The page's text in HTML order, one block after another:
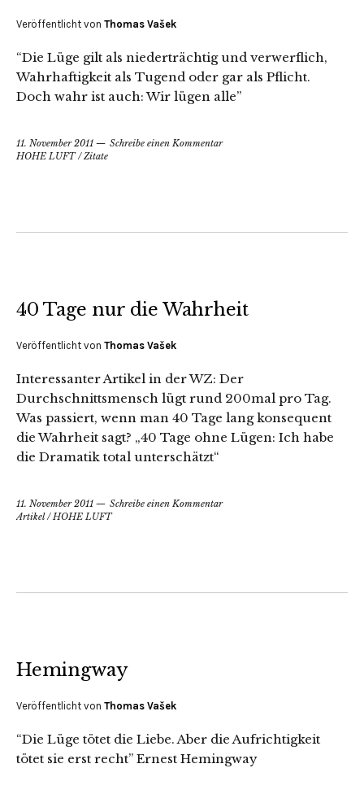
Veröffentlicht von Thomas Vašek
“Die Lüge gilt als niederträchtig und verwerflich,
Wahrhaftigkeit als Tugend oder gar als Pflicht.
Doch wahr ist auch: Wir lügen alle”
11. November 2011
Schreibe einen Kommentar
HOHE LUFT/Zitate
40 Tage nur die Wahrheit
Veröffentlicht von Thomas Vašek
Interessanter Artikel in der WZ: Der
Durchschnittsmensch lügt rund 200mal pro Tag.
Was passiert, wenn man 40 Tage lang konsequent
die Wahrheit sagt? „40 Tage ohne Lügen: Ich habe
die Dramatik total unterschätzt“
11. November 2011
Schreibe einen Kommentar
Artikel/HOHE LUFT
Hemingway
Veröffentlicht von Thomas Vašek
“Die Lüge tötet die Liebe. Aber die Aufrichtigkeit
tötet sie erst recht” Ernest Hemingway